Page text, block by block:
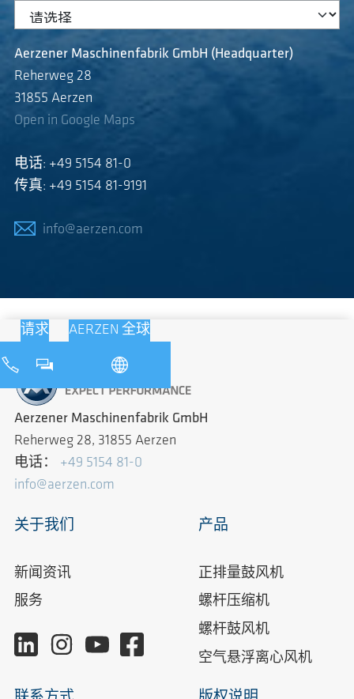
Aerzener Maschinenfabrik GmbH (Headquarter)
Reherweg 28
31855 Aerzen
Open in Google Maps
电话: +49 5154 81-0
传真: +49 5154 81-9191
info@aerzen.com
请求 AERZEN 全球
Aerzener Maschinenfabrik GmbH
Reherweg 28, 31855 Aerzen
电话： +49 5154 81-0
info@aerzen.com
关于我们
新闻资讯
服务
产品
正排量鼓风机
螺杆压缩机
螺杆鼓风机
空气悬浮离心风机